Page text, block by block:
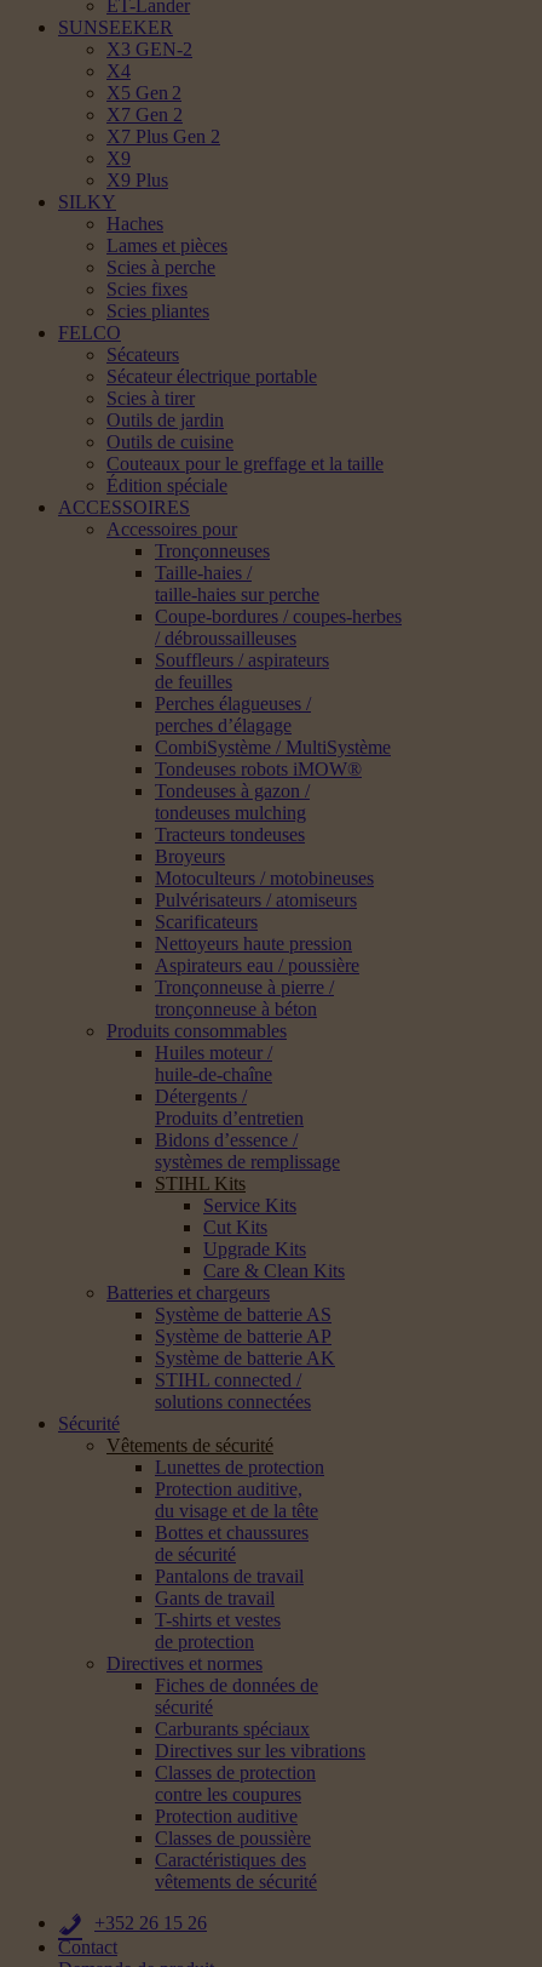
ET-Lander
SUNSEEKER
X3 GEN-2
X4
X5 Gen 2
X7 Gen 2
X7 Plus Gen 2
X9
X9 Plus
SILKY
Haches
Lames et pièces
Scies à perche
Scies fixes
Scies pliantes
FELCO
Sécateurs
Sécateur électrique portable
Scies à tirer
Outils de jardin
Outils de cuisine
Couteaux pour le greffage et la taille
Édition spéciale
ACCESSOIRES
Accessoires pour
Tronçonneuses
Taille-haies /
taille-haies sur perche
Coupe-bordures / coupes-herbes
/ débroussailleuses
Souffleurs / aspirateurs
de feuilles
Perches élagueuses /
perches d’élagage
CombiSystème / MultiSystème
Tondeuses robots iMOW®
Tondeuses à gazon /
tondeuses mulching
Tracteurs tondeuses
Broyeurs
Motoculteurs / motobineuses
Pulvérisateurs / atomiseurs
Scarificateurs
Nettoyeurs haute pression
Aspirateurs eau / poussière
Tronçonneuse à pierre /
tronçonneuse à béton
Produits consommables
Huiles moteur /
huile-de-chaîne
Détergents /
Produits d’entretien
Bidons d’essence /
systèmes de remplissage
STIHL Kits
Service Kits
Cut Kits
Upgrade Kits
Care & Clean Kits
Batteries et chargeurs
Système de batterie AS
Système de batterie AP
Système de batterie AK
STIHL connected /
solutions connectées
Sécurité
Vêtements de sécurité
Lunettes de protection
Protection auditive,
du visage et de la tête
Bottes et chaussures
de sécurité
Pantalons de travail
Gants de travail
T-shirts et vestes
de protection
Directives et normes
Fiches de données de
sécurité
Carburants spéciaux
Directives sur les vibrations
Classes de protection
contre les coupures
Protection auditive
Classes de poussière
Caractéristiques des
vêtements de sécurité
+352 26 15 26
Contact